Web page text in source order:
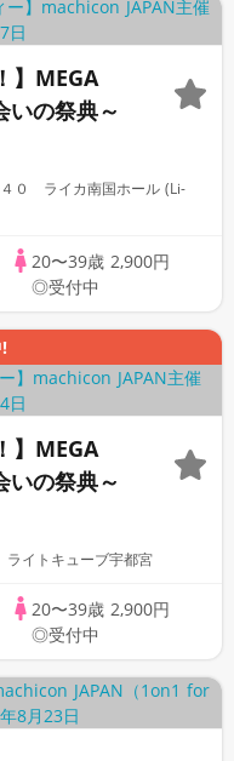
】MEGA
いの祭典～
０ ライカ南国ホール (Li-
20〜39歳 2,900円
◎受付中
】MEGA
いの祭典～
イトキューブ宇都宮
20〜39歳 2,900円
◎受付中